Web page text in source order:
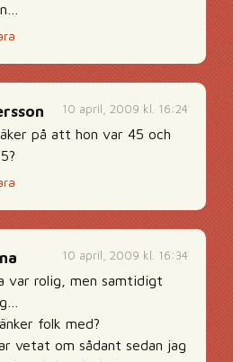
10 april, 2009 kl. 16:24
på att hon var 45 och
10 april, 2009 kl. 16:34
var rolig, men samtidigt
folk med?
vetat om sådant sedan jag